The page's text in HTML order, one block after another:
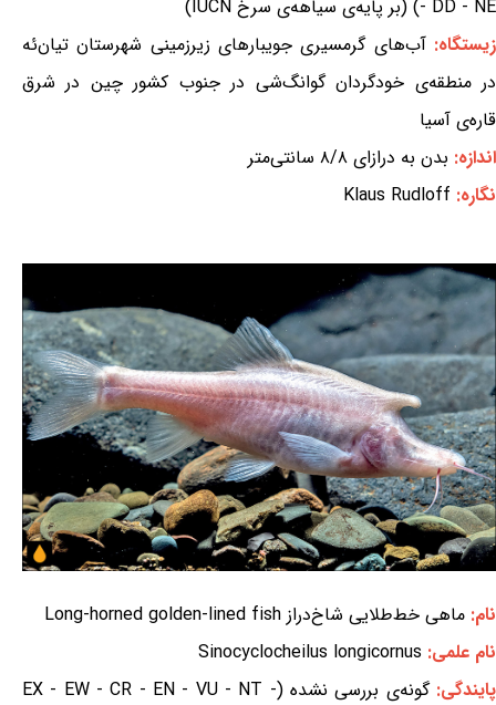
- DD - NE) (بر پایه‌ی سیاهه‌ی سرخ IUCN)
زیستگاه:آب‌های گرمسیری جویبارهای زیرزمینی شهرستان تیان‌ئه
در منطقه‌ی خودگردان گوانگ‌شی در جنوب کشور چین در شرق
قاره‌ی آسیا
اندازه: بدن به درازای ۸/۸ سانتی‌متر
نگاره: Klaus Rudloff
نام: ماهی خط‌طلایی شاخ‌دراز Long-horned golden-lined fish
نام علمی: Sinocyclocheilus longicornus
پایندگی:
گونه‌ی بررسی نشده (EX - EW - CR - EN - VU - NT -